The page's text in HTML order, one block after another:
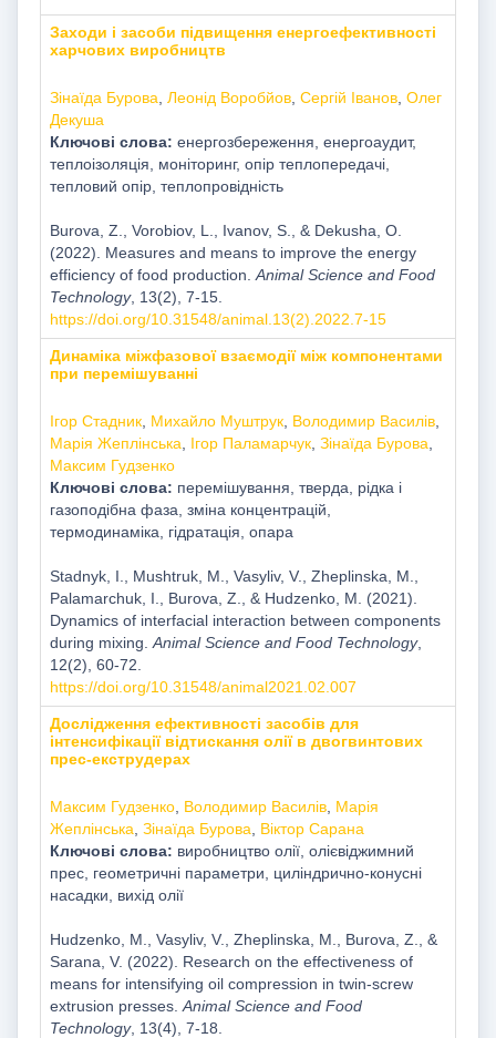
Заходи і засоби підвищення енергоефективності
харчових виробництв
Зінаїда Бурова Леонід Воробйов, Сергій Іванов, Олег
Декуша
Ключові слова: енергозбереження, енергоаудит,
теплоізоляція, моніторинг, опір теплопередачі,
тепловий опір, теплопровідність
Burova, Z., Vorobiov, L., Ivanov, S., & Dekusha, O.
(2022). Measures and means to improve the energy
efficiency of food production. Animal Science and Food
Technology, 13(2), 7-15.
https://doi.org/10.31548/animal.13(2).2022.7-15
Динаміка міжфазової взаємодії між компонентами
при перемішуванні
Ігор Стадник, Михайло Муштрук, Володимир Василів,
Марія Жеплінська
Ігор Паламарчук, Зінаїда Бурова
Mаксим Гудзенко
Ключові слова: перемішування, тверда, рідка і
газоподібна фаза, зміна концентрацій,
термодинаміка, гідратація, опара
Stadnyk, I., Mushtruk, M., Vasyliv, V., Zheplinska, M.,
Palamarchuk, I., Burova, Z., & Hudzenko, M. (2021).
Dynamics of interfacial interaction between components
during mixing. Animal Science and Food Technology,
12(2), 60-72.
https://doi.org/10.31548/animal2021.02.007
Дослідження ефективності засобів для
інтенсифікації відтискання олії в двогвинтових
прес-екструдерах
Mаксим Гудзенко, Володимир Василів, Марія
Жеплінська Зінаїда Бурова
Віктор Сарана
Ключові слова: виробництво олії, олієвіджимний
прес, геометричні параметри, циліндрично-конусні
насадки, вихід олії
Hudzenko, M., Vasyliv, V., Zheplinska, M., Burova, Z., &
Sarana, V. (2022). Research on the effectiveness of
means for intensifying oil compression in twin-screw
extrusion presses. Animal Science and Food
Technology, 13(4), 7-18.